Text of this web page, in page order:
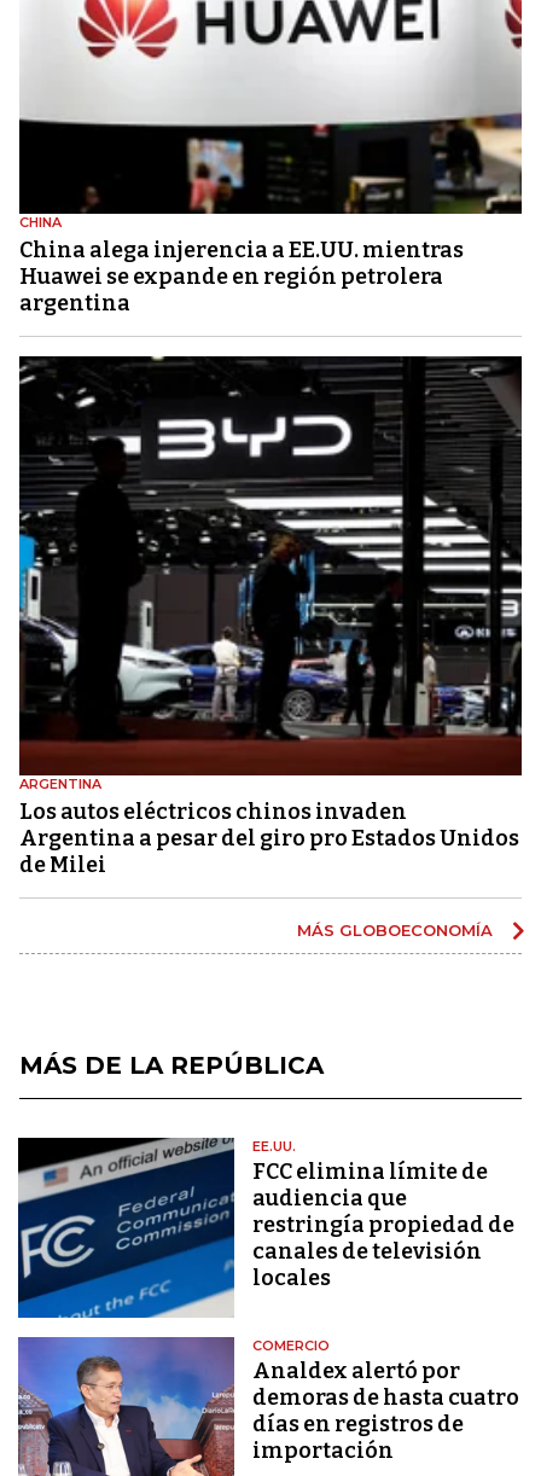
CHINA
China alega injerencia a EE.UU. mientras
Huawei se expande en región petrolera
argentina
ARGENTINA
Los autos eléctricos chinos invaden
Argentina a pesar del giro pro Estados Unidos
de Milei
MÁS GLOBOECONOMÍA
MÁS DE LA REPÚBLICA
EE.UU.
FCC elimina límite de
audiencia que
restringía propiedad de
canales de televisión
locales
COMERCIO
Analdex alertó por
demoras de hasta cuatro
días en registros de
importación